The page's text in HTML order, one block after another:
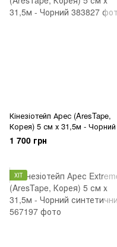
Кінезіотейп Арес (AresTape,
Корея) 5 см х 31,5м - Чорний
1 700 грн
ХІТ